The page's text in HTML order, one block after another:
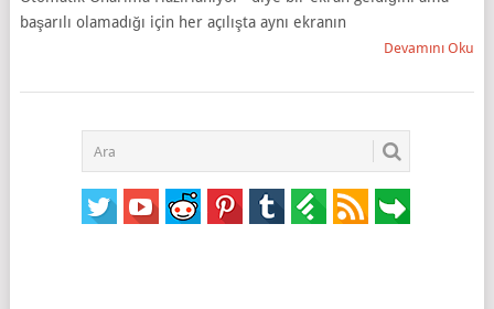
başarılı olamadığı için her açılışta aynı ekranın
Devamını Oku